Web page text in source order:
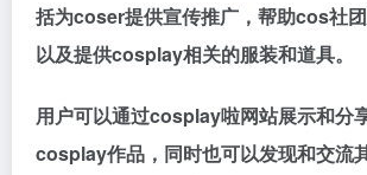
括为coser提供宣传推广，帮助cos社团
以及提供cosplay相关的服装和道具。
用户可以通过cosplay啦网站展示和分
cosplay作品，同时也可以发现和交流